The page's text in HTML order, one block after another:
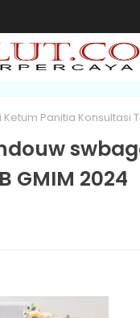
Panitia Konsultasi
GMIM 2024